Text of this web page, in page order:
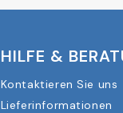
HILFE &
Kontaktieren Sie uns
Lieferinformationen